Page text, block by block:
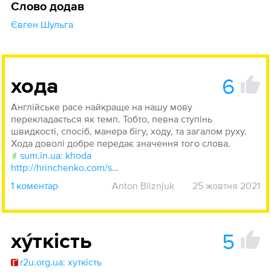
Слово додав
Євген Шульга
хода 6
Англійське pace найкраще на нашу мову
перекладається як темп. Тобто, певна ступінь
швидкості, cпосіб, манера бігу, ходу, та загалом руху.
Хода доволі добре передає значення того слова.
sum.in.ua: khoda
http://hrinchenko.com/slovar/znachenie-slova/63042-khoda.html#show_point
1 коментар
Anton Bliznjuk 25 жовтня 2021
ху́ткість 5
r2u.org.ua: хуткість